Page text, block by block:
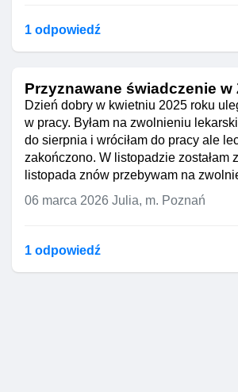
1 odpowiedź
Przyznawane świadczenie w
Dzień dobry w kwietniu 2025 roku
w pracy. Byłam na zwolnieniu
do sierpnia i wróciłam do pracy ale
zakończono. W listopadzie zostałam
listopada znów przebywam na
06 marca 2026 Julia, m. Poznań
1 odpowiedź